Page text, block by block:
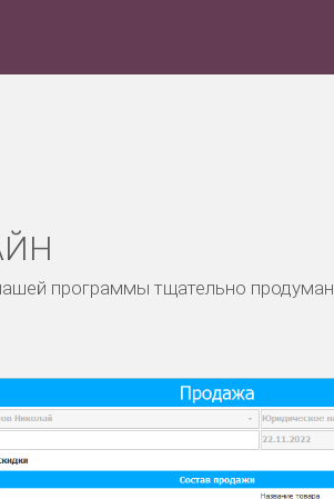
программы тщательно продуман